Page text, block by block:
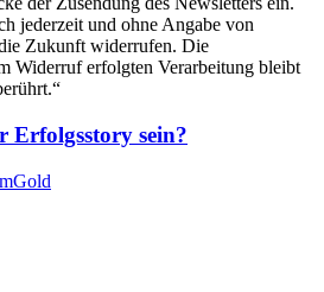
jederzeit und ohne Angabe von
Zukunft widerrufen. Die
Widerruf erfolgten Verarbeitung bleibt
Erfolgsstory sein?